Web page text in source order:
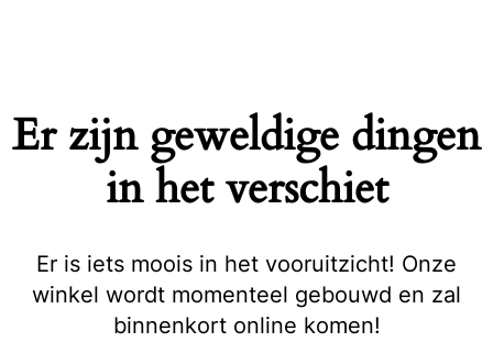
Er zijn geweldige dingen
in het verschiet
Er is iets moois in het vooruitzicht! Onze
winkel wordt momenteel gebouwd en zal
binnenkort online komen!